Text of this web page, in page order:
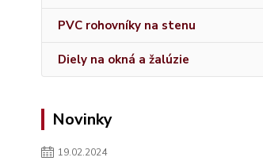
PVC rohovníky na stenu
Diely na okná a žalúzie
Novinky
19.02.2024